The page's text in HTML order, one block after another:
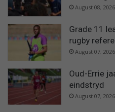
August 08, 2026
Grade 11
rugby
August 07, 2026
Oud-Errie
eindstryd
August 07, 2026